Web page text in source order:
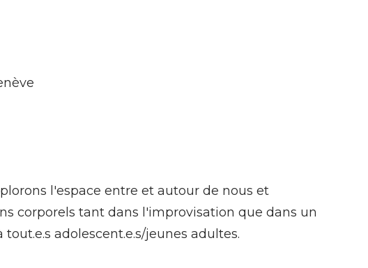
l'espace entre et autour de nous et
corporels tant dans l'improvisation que dans un
adolescent.e.s/jeunes adultes.